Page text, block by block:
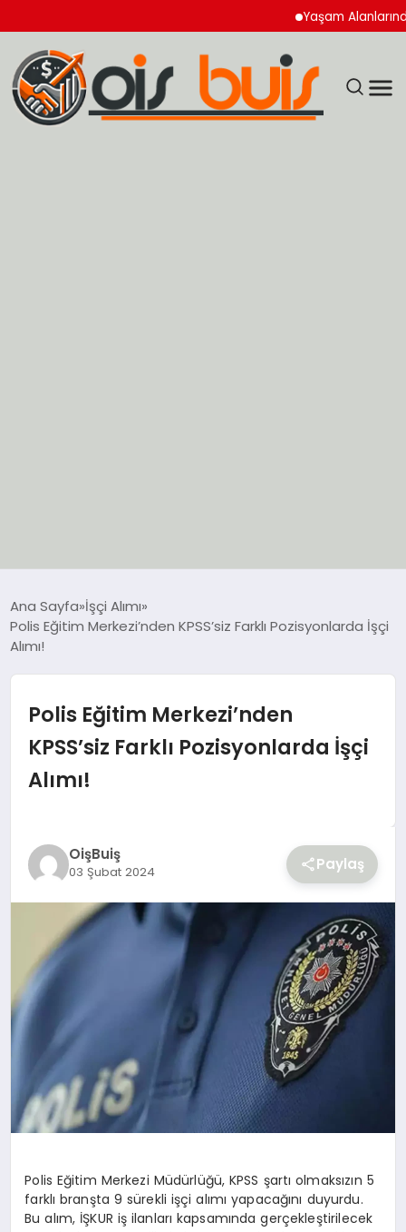
Yaşam Alanlarında
EKONOMİ
SPOR
Ana Sayfa İşçi Alımı
Polis Eğitim Merkezi’nden KPSS’siz Farklı Pozisyonlarda İşçi
Alımı!
Polis Eğitim Merkezi’nden
KPSS’siz Farklı Pozisyonlarda İşçi
Alımı!
OişBuiş
03 Şubat 2024 Paylaş
Polis Eğitim Merkezi Müdürlüğü, KPSS şartı olmaksızın 5
farklı branşta 9 sürekli işçi alımı yapacağını duyurdu.
Bu alım, İŞKUR iş ilanları kapsamında gerçekleştirilecek